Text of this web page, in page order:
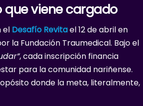
que viene cargado
el Desafío Revitael 12 de abril en
la Fundación Traumedical. Bajo el
, cada inscripción financia
para la comunidad nariñense.
donde la meta, literalmente,